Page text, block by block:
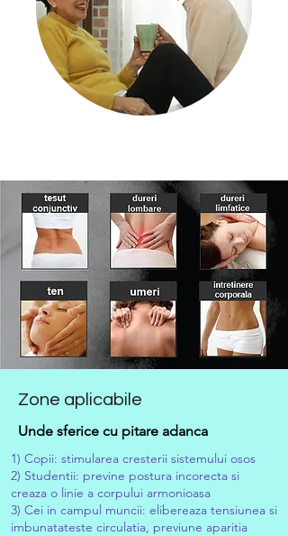
Zone aplicabile
Unde sferice cu pitare adanca
1) Copii: stimularea cresterii sistemului osos
2) Studentii: previne postura incorecta si
creaza o linie a corpului armonioasa
3) Cei in campul muncii: elibereaza tensiunea si
imbunatateste circulatia, previune aparitia